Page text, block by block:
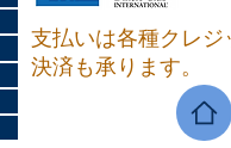
支払いは各種クレ
決済も承ります